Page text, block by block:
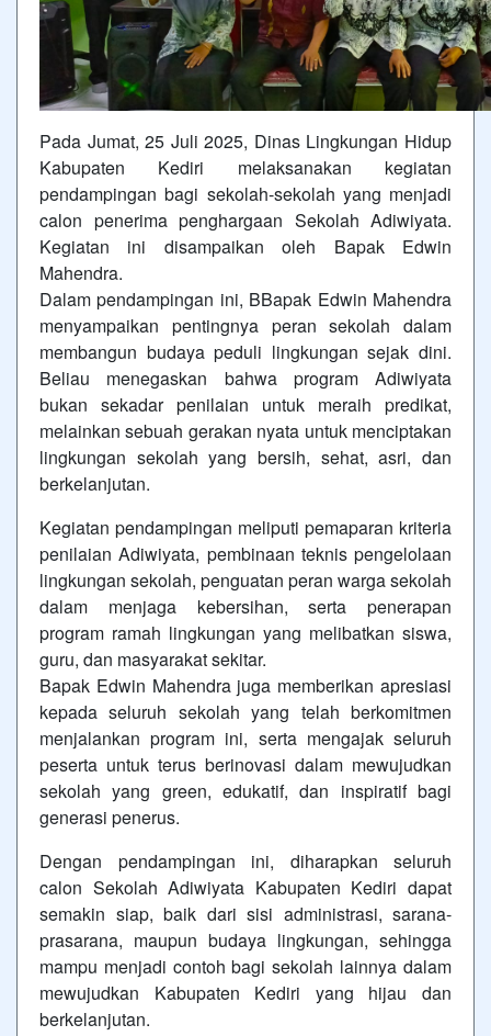
Pada Jumat, 25 Juli 2025, Dinas Lingkungan Hidup
Kabupaten Kediri melaksanakan kegiatan
pendampingan bagi sekolah-sekolah yang menjadi
calon penerima penghargaan Sekolah Adiwiyata.
Kegiatan ini disampaikan oleh Bapak Edwin
Mahendra.
Dalam pendampingan ini, BBapak Edwin Mahendra
menyampaikan pentingnya peran sekolah dalam
membangun budaya peduli lingkungan sejak dini.
Beliau menegaskan bahwa program Adiwiyata
bukan sekadar penilaian untuk meraih predikat,
melainkan sebuah gerakan nyata untuk menciptakan
lingkungan sekolah yang bersih, sehat, asri, dan
berkelanjutan.
Kegiatan pendampingan meliputi pemaparan kriteria
penilaian Adiwiyata, pembinaan teknis pengelolaan
lingkungan sekolah, penguatan peran warga sekolah
dalam menjaga kebersihan, serta penerapan
program ramah lingkungan yang melibatkan siswa,
guru, dan masyarakat sekitar.
Bapak Edwin Mahendra juga memberikan apresiasi
kepada seluruh sekolah yang telah berkomitmen
menjalankan program ini, serta mengajak seluruh
peserta untuk terus berinovasi dalam mewujudkan
sekolah yang green, edukatif, dan inspiratif bagi
generasi penerus.
Dengan pendampingan ini, diharapkan seluruh
calon Sekolah Adiwiyata Kabupaten Kediri dapat
semakin siap, baik dari sisi administrasi, sarana-
prasarana, maupun budaya lingkungan, sehingga
mampu menjadi contoh bagi sekolah lainnya dalam
mewujudkan Kabupaten Kediri yang hijau dan
berkelanjutan.